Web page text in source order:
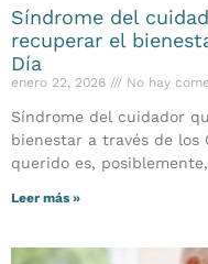
Síndrome del
recuperar el
Día
enero 22, 2026 No hay
Síndrome del cuidador
bienestar a través de los
querido es,
Leer más »